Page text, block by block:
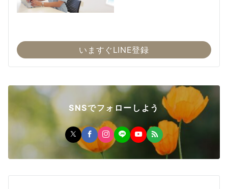
いますぐLINE登録
SNSでフォローしよう